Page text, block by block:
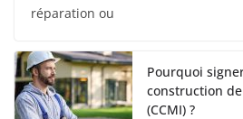
réparation ou
Pourquoi
construction
(CCMI) ?